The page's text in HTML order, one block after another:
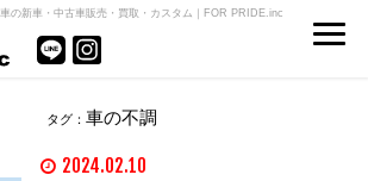
の新車・中古車販売・買取・カスタム｜FOR PRIDE.inc
タグ： 車の不調
2024.02.10